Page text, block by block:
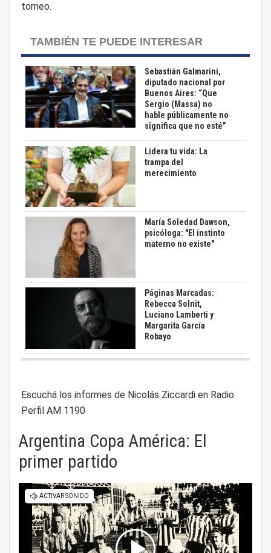
torneo.
TAMBIÉN TE PUEDE INTERESAR
Sebastián Galmarini,
diputado nacional por
Buenos Aires: “Que
Sergio (Massa) no
hable públicamente no
significa que no esté”
Lidera tu vida: La
trampa del
merecimiento
María Soledad Dawson,
psicóloga: "El instinto
materno no existe"
Páginas Marcadas:
Rebecca Solnit,
Luciano Lamberti y
Margarita García
Robayo
Escuchá los informes de Nicolás Ziccardi en Radio
Perfil AM 1190
Argentina Copa América: El
primer partido